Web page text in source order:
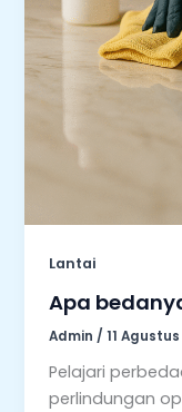
Lantai
Apa
Admin /11
Pelajari
perlindungan